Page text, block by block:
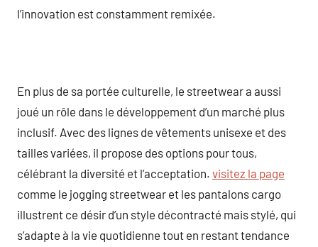
l’innovation est constamment remixée.
En plus de sa portée culturelle, le streetwear a aussi
joué un rôle dans le développement d’un marché plus
inclusif. Avec des lignes de vêtements unisexe et des
tailles variées, il propose des options pour tous,
célébrant la diversité et l’acceptation. visitez la page
comme le jogging streetwear et les pantalons cargo
illustrent ce désir d’un style décontracté mais stylé, qui
s’adapte à la vie quotidienne tout en restant tendance